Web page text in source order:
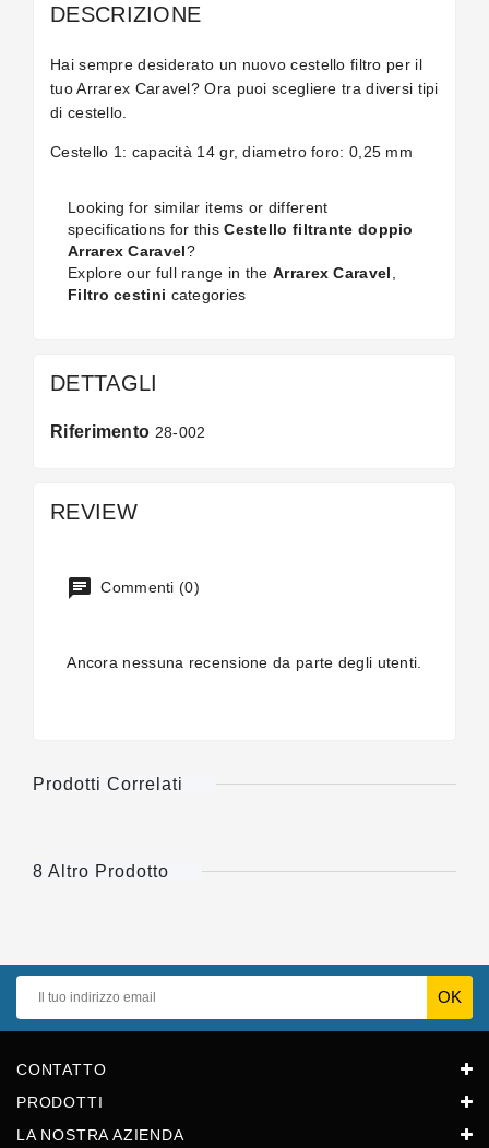
DESCRIZIONE
Hai sempre desiderato un nuovo cestello filtro per il
tuo Arrarex Caravel? Ora puoi scegliere tra diversi tipi
di cestello.
Cestello 1: capacità 14 gr, diametro foro: 0,25 mm
Looking for similar items or different
specifications for thisCestello filtrante doppio
Arrarex Caravel?
Explore our full range in the Arrarex Caravel
Filtro cestini categories
DETTAGLI
Riferimento 28-002
REVIEW
Commenti (0)
Ancora nessuna recensione da parte degli utenti.
Prodotti Correlati
8 Altro Prodotto
CONTATTO
PRODOTTI
LA NOSTRA AZIENDA